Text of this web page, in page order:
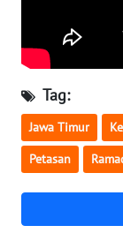
Tag:
Jawa Timur
Petasan
WN
SULTENG
WN
SULBAR